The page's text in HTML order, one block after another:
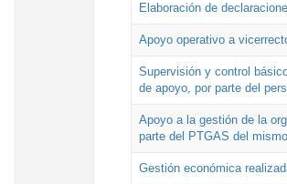
Elaboración de
Apoyo operativo a
Supervisión y control
de apoyo, por parte del
Apoyo a la gestión de la
parte del PTGAS del mismo
Gestión económica